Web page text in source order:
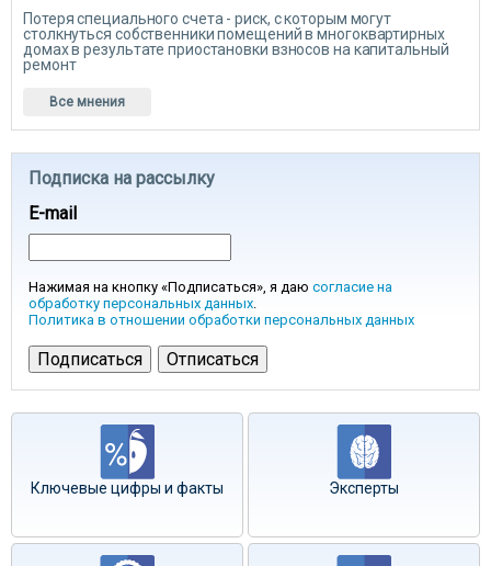
Потеря специального счета - риск, с которым могут
столкнуться собственники помещений в многоквартирных
домах в результате приостановки взносов на капитальный
ремонт
Все мнения
Подписка на рассылку
E-mail
Нажимая на кнопку «Подписаться», я даю согласие на
обработку персональных данных.
Политика в отношении обработки персональных данных
Ключевые цифры и факты Эксперты